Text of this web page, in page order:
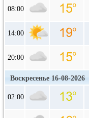
08:00
14:00
20:00
Воскресенье 16-08-2026
02:00